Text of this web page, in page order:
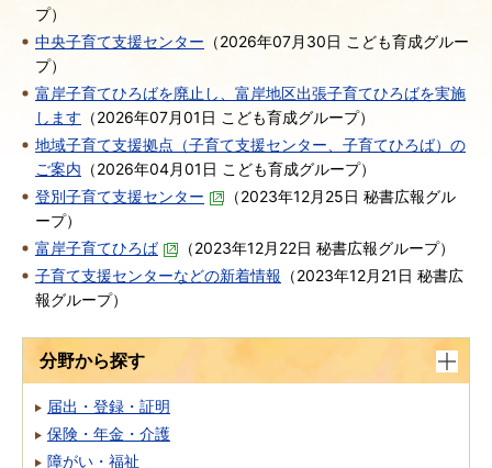
プ）
中央子育て支援センター （2026年07月30日 こども育成グルー
プ）
富岸子育てひろばを廃止し、富岸地区出張子育てひろばを実施
します （2026年07月01日 こども育成グループ）
地域子育て支援拠点（子育て支援センター、子育てひろば）の
ご案内 （2026年04月01日 こども育成グループ）
登別子育て支援センター
（2023年12月25日 秘書広報グル
ープ）
富岸子育てひろば
（2023年12月22日 秘書広報グループ）
子育て支援センターなどの新着情報 （2023年12月21日 秘書広
報グループ）
分野から探す
届出・登録・証明
保険・年金・介護
障がい・福祉